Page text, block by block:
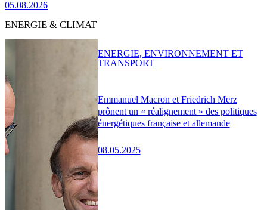
05.08.2026
ENERGIE & CLIMAT
Emmanuel Macron et Friedrich Merz
prônent un « réalignement » des politiques
énergétiques française et allemande
08.05.2025
ENERGIE, ENVIRONNEMENT ET
TRANSPORT